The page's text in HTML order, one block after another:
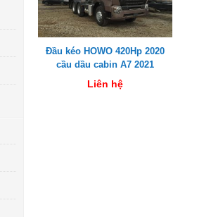
Đầu kéo HOWO 420Hp 2020
cầu dầu cabin A7 2021
Liên hệ